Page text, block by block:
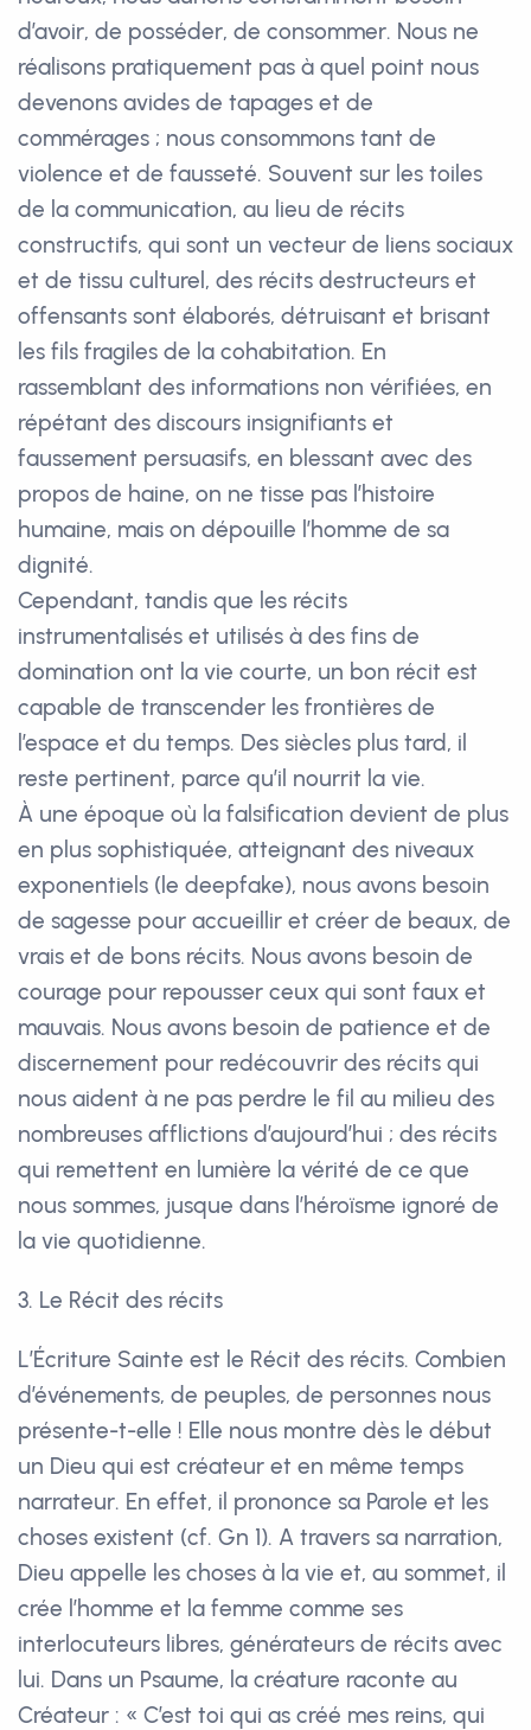
d’avoir, de posséder, de consommer. Nous ne
réalisons pratiquement pas à quel point nous
devenons avides de tapages et de
commérages ; nous consommons tant de
violence et de fausseté. Souvent sur les toiles
de la communication, au lieu de récits
constructifs, qui sont un vecteur de liens sociaux
et de tissu culturel, des récits destructeurs et
offensants sont élaborés, détruisant et brisant
les fils fragiles de la cohabitation. En
rassemblant des informations non vérifiées, en
répétant des discours insignifiants et
faussement persuasifs, en blessant avec des
propos de haine, on ne tisse pas l’histoire
humaine, mais on dépouille l’homme de sa
dignité.
Cependant, tandis que les récits
instrumentalisés et utilisés à des fins de
domination ont la vie courte, un bon récit est
capable de transcender les frontières de
l’espace et du temps. Des siècles plus tard, il
reste pertinent, parce qu’il nourrit la vie.
À une époque où la falsification devient de plus
en plus sophistiquée, atteignant des niveaux
exponentiels (le deepfake), nous avons besoin
de sagesse pour accueillir et créer de beaux, de
vrais et de bons récits. Nous avons besoin de
courage pour repousser ceux qui sont faux et
mauvais. Nous avons besoin de patience et de
discernement pour redécouvrir des récits qui
nous aident à ne pas perdre le fil au milieu des
nombreuses afflictions d’aujourd’hui ; des récits
qui remettent en lumière la vérité de ce que
nous sommes, jusque dans l’héroïsme ignoré de
la vie quotidienne.
3. Le Récit des récits
L’Écriture Sainte est le Récit des récits. Combien
d’événements, de peuples, de personnes nous
présente-t-elle ! Elle nous montre dès le début
un Dieu qui est créateur et en même temps
narrateur. En effet, il prononce sa Parole et les
choses existent (cf. Gn 1). A travers sa narration,
Dieu appelle les choses à la vie et, au sommet, il
crée l’homme et la femme comme ses
interlocuteurs libres, générateurs de récits avec
lui. Dans un Psaume, la créature raconte au
Créateur : « C’est toi qui as créé mes reins, qui